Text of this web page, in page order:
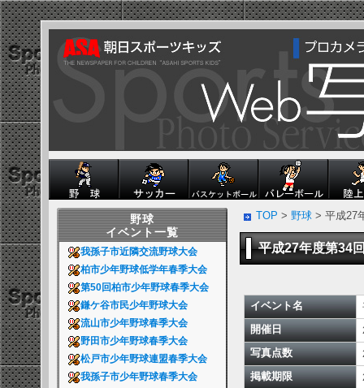
野球
イベント一覧
我孫子市近隣交流野球大会
柏市少年野球低学年春季大会
第50回柏市少年野球春季大会
鎌ケ谷市民少年野球大会
流山市少年野球春季大会
野田市少年野球春季大会
松戸市少年野球連盟春季大会
我孫子市少年野球春季大会
TOP > 野球> 平成27
平成27年度第34
イベント名
開催日
写真点数
掲載期限